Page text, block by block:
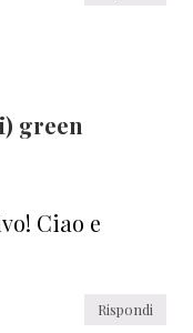
green
Ciao e
Rispondi